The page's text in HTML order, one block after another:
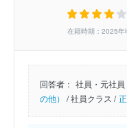
在籍時期：2025
回答者： 社員・元社員
の他） /社員クラス /